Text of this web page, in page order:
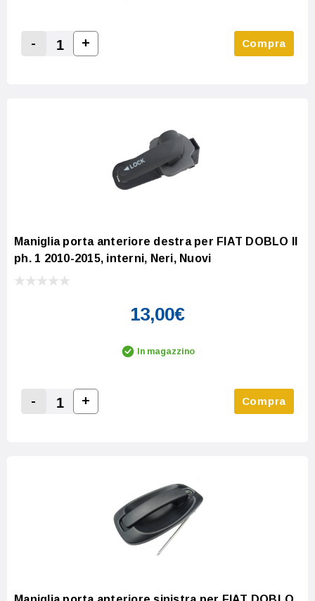
-
Increase Quantity:
+ Compra
Maniglia porta anteriore destra per FIAT DOBLO II
ph. 1 2010-2015, interni, Neri, Nuovi
13,00€
In magazzino
Decrease Quantity:
-
Increase Quantity:
+ Compra